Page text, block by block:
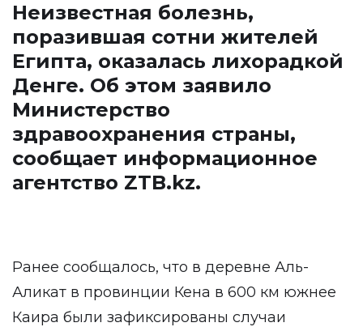
Неизвестная болезнь,
поразившая сотни жителей
Египта, оказалась лихорадкой
Денге. Об этом заявило
Министерство
здравоохранения страны,
сообщает информационное
агентство ZTB.kz.
Ранее сообщалось, что в деревне Аль-
Аликат в провинции Кена в 600 км южнее
Каира были зафиксированы случаи